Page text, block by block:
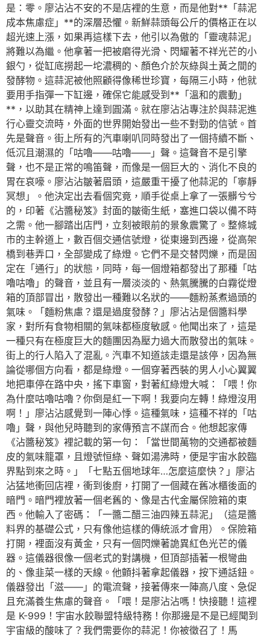
是：零。廖沾沾不安的不是店裡的生意，而是他對**「蒜泥
成本焦慮症」**的深層恐懼。新鮮蒜頭每公斤的價格正在以
超光速上漲，如果再這樣下去，他引以為傲的「靈魂蒜泥」
將難以為繼。他拿著一把被磨得光滑、閃耀著不祥光芒的小
銀勺，從缸底撈起一坨濃稠的、顏色介於灰綠與土黃之間的
發酵物。這蒜泥被他照顧得像稀世珍寶，每隔三小時，他就
要用手指彈一下缸邊，確保它能感受到**「溫和的震動」
**，以助其在精神上達到圓滿。就在廖沾沾專注於與蒜泥進
行心靈交流時，外面的世界開始發出一些不對勁的信號。首
先是聲音。街上所有的汽車喇叭同時發出了一個持續不斷、
低沉且潮濕的「咕嚕——咕嚕——」聲。這聲音不是引擎
聲，也不是正常的鳴笛聲，而像是一個巨大的、消化不良的
胃在哀嚎。廖沾沾皺著眉頭，這嚴重干擾了他蒜泥的「寧靜
冥想」。他決定出去看個究竟，順手從桌上拿了一張髒兮兮
的，印著《沾醬秘笈》封面的皺衛生紙，塞進口袋以備不時
之需。他一腳踏出店門，立刻被眼前的景象震驚了。整條城
市的主幹道上，數百個交通信號燈，從東邊到西邊，從高架
橋到巷弄口，全部變成了綠燈。它們不是交替閃爍，而是固
定在「通行」的狀態，同時，每一個燈箱都發出了那種「咕
嚕咕嚕」的聲音，並且有一層淡淡的、熱氣騰騰的白霧從燈
箱的頂部冒出，散發出一種難以名狀的——麵粉蒸煮過頭的
氣味。「麵粉焦慮？還是過度發酵？」廖沾沾是個醬料學
家，對所有食物相關的氣味都極度敏感。他聞出來了，這是
一種只有在極度巨大的麵團因為壓力過大而散發出的氣味。
街上的行人陷入了混亂。汽車不知道該走還是該停，因為無
論從哪個方向看，都是綠燈。一個穿著西裝的男人小心翼翼
地把車停在路中央，搖下車窗，對著紅綠燈大喊：「喂！你
為什麼咕嚕咕嚕？你倒是紅一下啊！我要向左轉！綠燈沒用
啊！」廖沾沾感覺到一陣心悸。這種氣味，這種不祥的「咕
嚕」聲，與他兒時聽到的家傳預言不謀而合。他想起家傳
《沾醬秘笈》裡記載的第一句：「當世間萬物的交通都被麵
皮的氣味籠罩，且燈號恒綠、聲如湯沸時，便是宇宙水餃臨
界點到來之時。」「七點五個地球年…怎麼這麼快？」廖沾
沾猛地衝回店裡，衝到後廚，打開了一個藏在舊冰櫃後面的
暗門。暗門裡放著一個老舊的、像是古代金屬保險箱的東
西。他輸入了密碼：「一醬二醋三油四辣五蒜泥」（這是醬
料界的基礎公式，只有像他這樣的傳統派才會用）。保險箱
打開，裡面沒有黃金，只有一個閃爍著詭異紅色光芒的儀
器。這儀器很像一個老式的對講機，但頂部插著一根彎曲
的、像韭菜一樣的天線。他顫抖著拿起儀器，按下通話鈕。
儀器發出「滋——」的電流聲，接著傳來一陣高八度、急促
且充滿養生焦慮的聲音。「喂！是廖沾沾嗎！快接聽！這裡
是 K-999！宇宙水餃聯盟特級特務！你那邊是不是已經聞到
宇宙級的酸味了？我們需要你的蒜泥！你被徵召了！馬